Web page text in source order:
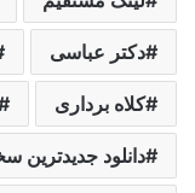
دکتر عباسی
کلاه برداری
دانلود جدیدترین